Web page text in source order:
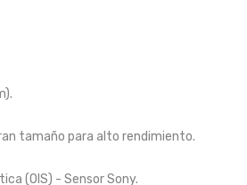
tamaño para alto rendimiento.
(OIS) - Sensor Sony.